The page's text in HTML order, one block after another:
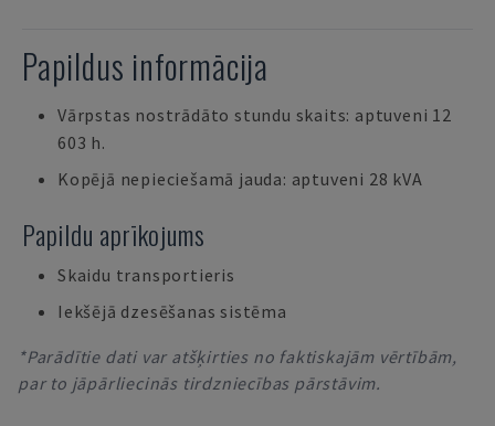
Papildus informācija
Vārpstas nostrādāto stundu skaits: aptuveni 12
603 h.
Kopējā nepieciešamā jauda: aptuveni 28 kVA
Papildu aprīkojums
Skaidu transportieris
Iekšējā dzesēšanas sistēma
*Parādītie dati var atšķirties no faktiskajām vērtībām,
par to jāpārliecinās tirdzniecības pārstāvim.